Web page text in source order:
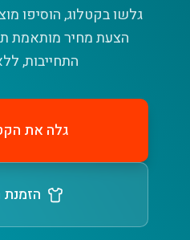
גלשו בקטלוג, הוסיפו
הצעת מחיר מותאמת
התחייבות,
גלה את
הזמנת